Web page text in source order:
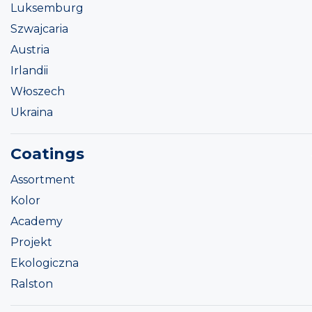
Luksemburg
Szwajcaria
Austria
Irlandii
Włoszech
Ukraina
Coatings
Assortment
Kolor
Academy
Projekt
Ekologiczna
Ralston